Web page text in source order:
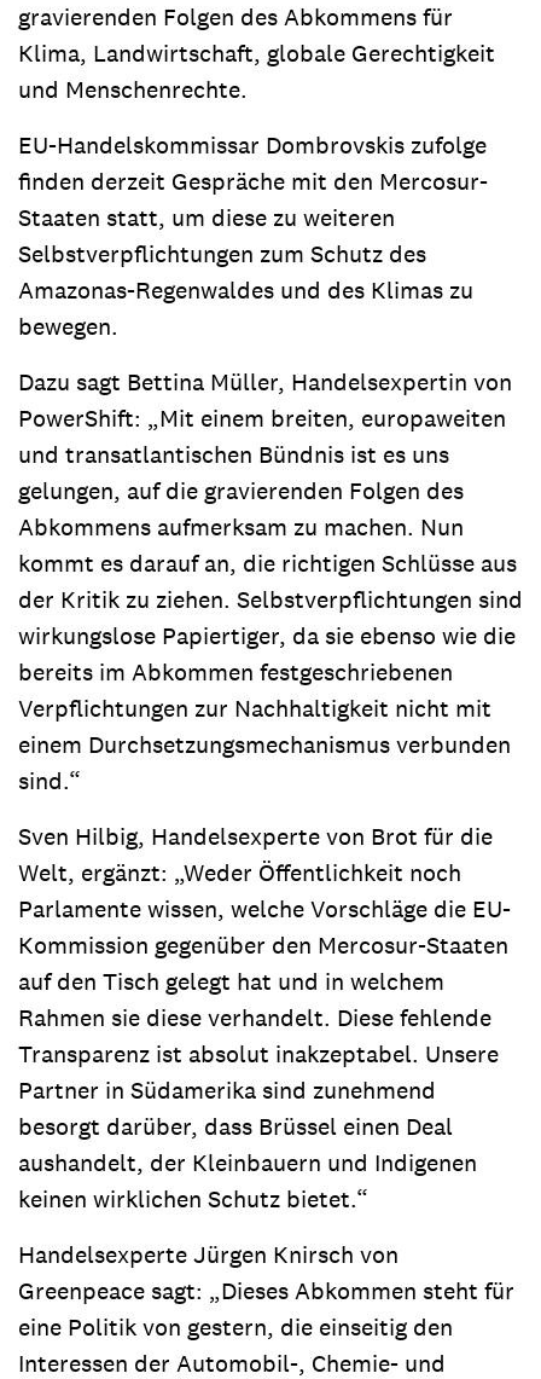
gravierenden Folgen des Abkommens für
Klima, Landwirtschaft, globale Gerechtigkeit
und Menschenrechte.
EU-Handelskommissar Dombrovskis zufolge
finden derzeit Gespräche mit den Mercosur-
Staaten statt, um diese zu weiteren
Selbstverpflichtungen zum Schutz des
Amazonas-Regenwaldes und des Klimas zu
bewegen.
Dazu sagt Bettina Müller, Handelsexpertin von
PowerShift: „Mit einem breiten, europaweiten
und transatlantischen Bündnis ist es uns
gelungen, auf die gravierenden Folgen des
Abkommens aufmerksam zu machen. Nun
kommt es darauf an, die richtigen Schlüsse aus
der Kritik zu ziehen. Selbstverpflichtungen sind
wirkungslose Papiertiger, da sie ebenso wie die
bereits im Abkommen festgeschriebenen
Verpflichtungen zur Nachhaltigkeit nicht mit
einem Durchsetzungsmechanismus verbunden
sind.“
Sven Hilbig, Handelsexperte von Brot für die
Welt, ergänzt: „Weder Öffentlichkeit noch
Parlamente wissen, welche Vorschläge die EU-
Kommission gegenüber den Mercosur-Staaten
auf den Tisch gelegt hat und in welchem
Rahmen sie diese verhandelt. Diese fehlende
Transparenz ist absolut inakzeptabel. Unsere
Partner in Südamerika sind zunehmend
besorgt darüber, dass Brüssel einen Deal
aushandelt, der Kleinbauern und Indigenen
keinen wirklichen Schutz bietet.“
Handelsexperte Jürgen Knirsch von
Greenpeace sagt: „Dieses Abkommen steht für
eine Politik von gestern, die einseitig den
Interessen der Automobil-, Chemie- und